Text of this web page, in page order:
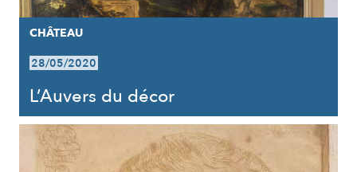
CHÂTEAU
28/05/2020
L’Auvers du décor